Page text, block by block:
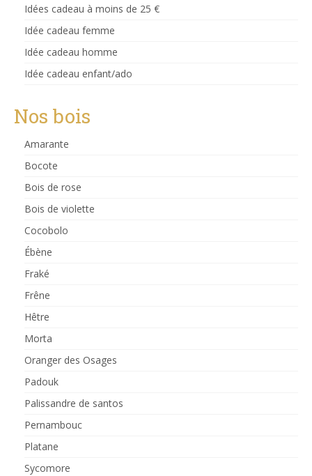
Idées cadeau à moins de 25 €
Idée cadeau femme
Idée cadeau homme
Idée cadeau enfant/ado
Nos bois
Amarante
Bocote
Bois de rose
Bois de violette
Cocobolo
Ébène
Fraké
Frêne
Hêtre
Morta
Oranger des Osages
Padouk
Palissandre de santos
Pernambouc
Platane
Sycomore